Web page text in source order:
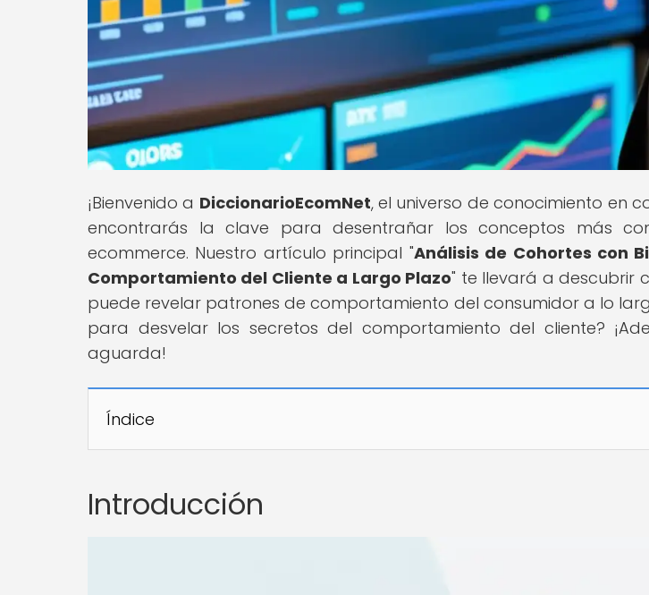
¡Bienvenido a DiccionarioEcomNet, el universo de conocimiento en
encontrarás la clave para desentrañar los conceptos más
ecommerce. Nuestro artículo principal "Análisis de Cohortes con
Comportamiento del Cliente a Largo Plazo" te llevará a descubrir
puede revelar patrones de comportamiento del consumidor a lo
para desvelar los secretos del comportamiento del cliente?
aguarda!
Índice
Introducción